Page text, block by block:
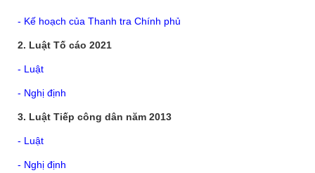
- Kế hoạch của Thanh tra Chính phủ
2. Luật Tố cáo 2021
- Luật
- Nghị định
3. Luật Tiếp công dân năm 2013
- Luật
- Nghị định